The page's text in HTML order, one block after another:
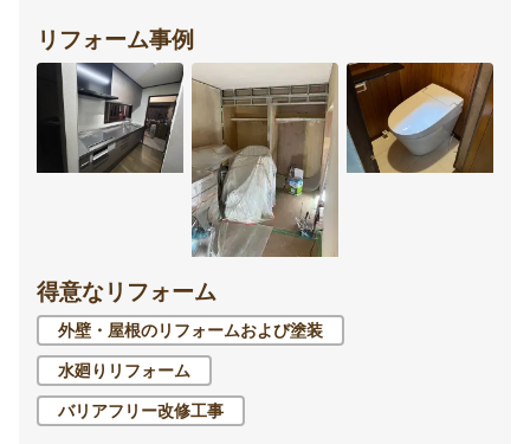
ガレージ
門扉 オーニング
洋室（子供部屋・寝
室）
廊下
リフォーム事例
得意なリフォーム
外壁・屋根のリフォームおよび塗装
水廻りリフォーム
バリアフリー改修工事